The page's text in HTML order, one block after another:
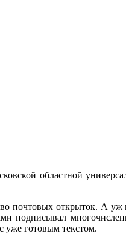
областной
почтовых открыток. А
уже готовым текстом.